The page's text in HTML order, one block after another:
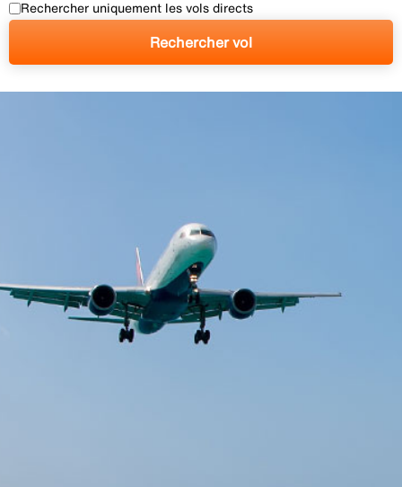
Rechercher uniquement les vols directs
Rechercher vol